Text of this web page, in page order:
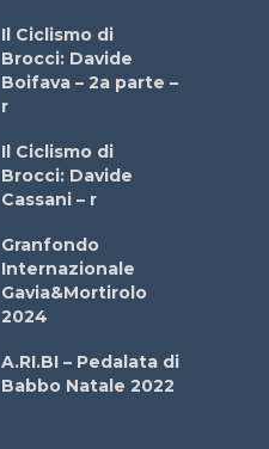
Il Ciclismo di
Brocci: Davide
Boifava – 2a parte –
r
Il Ciclismo di
Brocci: Davide
Cassani – r
Granfondo
Internazionale
Gavia&Mortirolo
2024
A.RI.BI – Pedalata di
Babbo Natale 2022